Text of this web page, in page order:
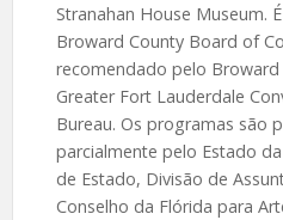
Stranahan House Museum.
Broward County Board of
recomendado pelo Broward
Greater Fort Lauderdale
Bureau. Os programas são
parcialmente pelo Estado
de Estado, Divisão de
Conselho da Flórida para